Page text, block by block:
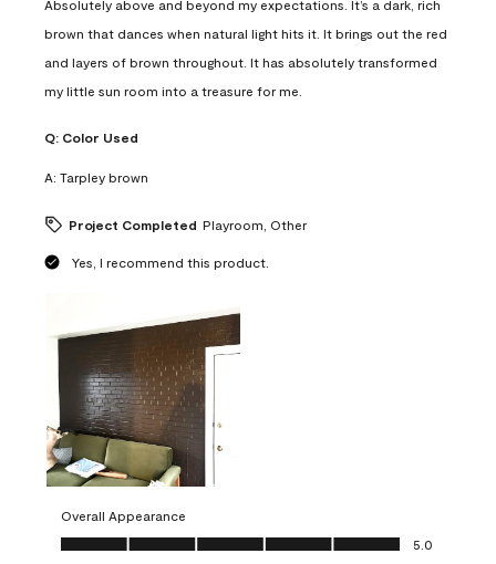
Absolutely above and beyond my expectations. It’s a dark, rich
brown that dances when natural light hits it. It brings out the red
and layers of brown throughout. It has absolutely transformed
my little sun room into a treasure for me.
Q: Color Used
A: Tarpley brown
Project Completed Playroom, Other
Yes, I recommend this product.
Overall Appearance
Overall Appearance, 5.0 out of 5
5.0